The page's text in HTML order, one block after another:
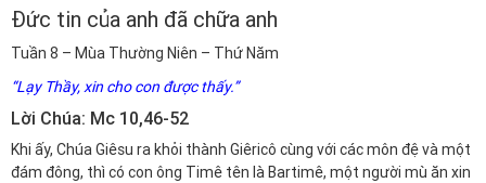
Đức tin của anh đã chữa anh
Tuần 8 – Mùa Thường Niên – Thứ Năm
“Lạy Thầy, xin cho con được thấy.”
Lời Chúa: Mc 10,46-52
Khi ấy, Chúa Giêsu ra khỏi thành Giêricô cùng với các môn đệ và một
đám đông, thì có con ông Timê tên là Bartimê, một người mù ăn xin